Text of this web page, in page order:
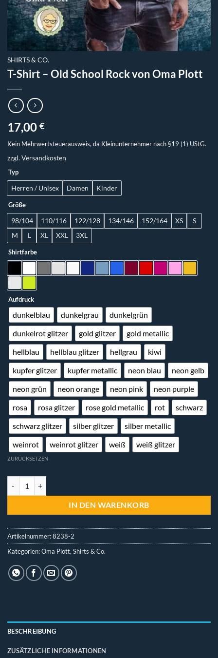
SHIRTS & CO.
T-Shirt – Old School Rock von Oma Plott
17,00 €
Kein Mehrwertsteuerausweis, da Kleinunternehmer nach §19 (1) UStG.
zzgl.Versandkosten
Typ
Herren / Unisex Damen Kinder
Größe
98/104 110/116 122/128 134/146 152/164 XS
S
M
L XL XXL 3XL
Shirtfarbe
Aufdruck
dunkelblau dunkelgrau
dunkelgrün
dunkelrot glitzer
gold glitzer
gold metallic
hellblau
hellblau glitzer hellgrau
kiwi
kupfer glitzer
kupfer metallic neon blau
neon gelb
neon grün
neon orange neon pink
neon purple
rosa
rosa glitzer rose gold metallic rot
schwarz
schwarz glitzer
silber glitzer
silber metallic
weinrot
weinrot glitzer weiß weiß glitzer
ZURÜCKSETZEN
IN DEN WARENKORB
Artikelnummer:8238-2
Kategorien:Oma Plott,Shirts & Co.
BESCHREIBUNG
ZUSÄTZLICHE INFORMATIONEN